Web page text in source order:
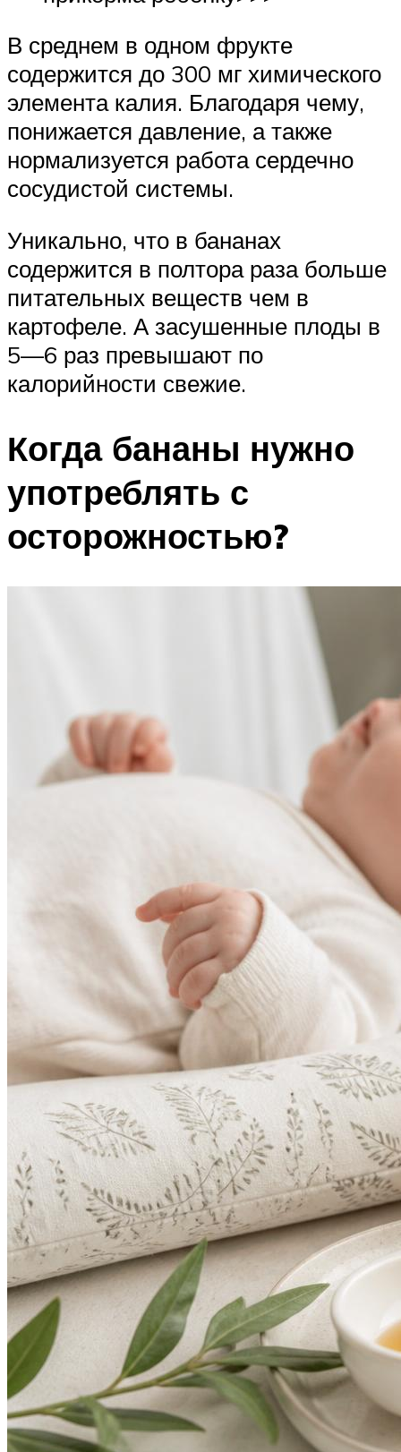
В среднем в одном фрукте
содержится до 300 мг химического
элемента калия. Благодаря чему,
понижается давление, а также
нормализуется работа сердечно
сосудистой системы.
Уникально, что в бананах
содержится в полтора раза больше
питательных веществ чем в
картофеле. А засушенные плоды в
5—6 раз превышают по
калорийности свежие.
Когда бананы нужно
употреблять с
осторожностью?